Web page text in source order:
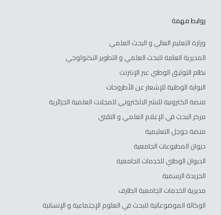
روابط مهمة
وزارة التعليم العالي و البحث العلمي
المديرية العامة للبحث العلمي و التطوير التكنولوجي
نظام التوثيق الوطني عبر الإنترنت
البوابة الوطنية للإشعار عن الأطروحات
منصة الكترونية للنشر الالكتروني للمجلات العلمية الجزائرية
مركز البحث في الإعلام العلمي و التقني
منصة جوجل التعليمية
ديوان المطبوعات الجامعية
الديوان الوطني للخدمات الجامعية
الجريدة الرسمية
مديرية الخدمات الجامعية الطارف
الوكالة الموضوعاتية للبحث في العلوم الإجتماعية و الإنسانية